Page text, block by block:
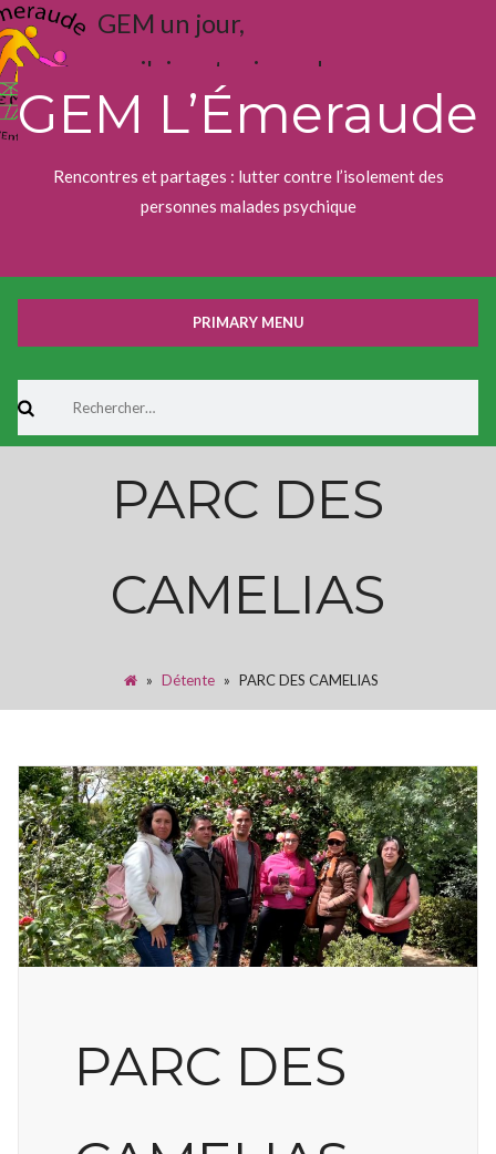
Skip
to
content
GEM L’Émeraude
Rencontres et partages : lutter contre l’isolement des
personnes malades psychique
GEM un jour,
j'aime toujours !
PRIMARY MENU
PARC DES
CAMELIAS
» Détente » PARC DES CAMELIAS
PARC DES